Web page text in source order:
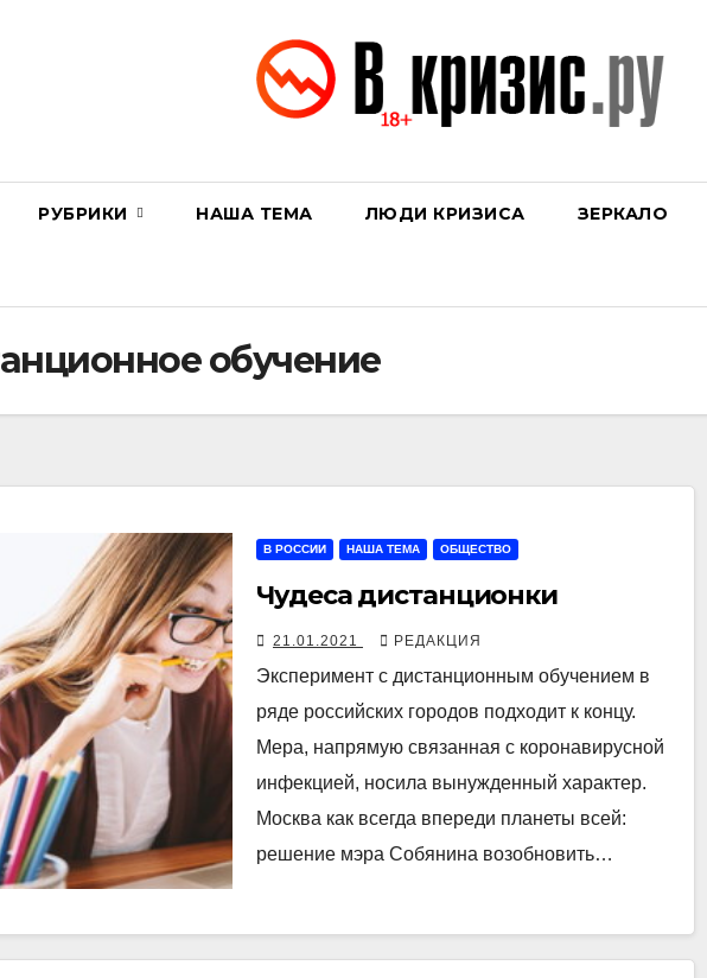
РУБРИКИ НАША ТЕМА ЛЮДИ КРИЗИСА ЗЕРКАЛО
обучение
В РОССИИ НАША ТЕМА ОБЩЕСТВО
Чудеса дистанционки
21.01.2021 РЕДАКЦИЯ
Эксперимент с дистанционным обучением в
ряде российских городов подходит к концу.
Мера, напрямую связанная с коронавирусной
инфекцией, носила вынужденный характер.
Москва как всегда впереди планеты всей:
решение мэра Собянина возобновить…